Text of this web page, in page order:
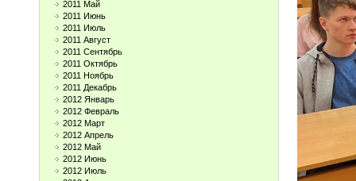
2011 Май
2011 Июнь
2011 Июль
2011 Август
2011 Сентябрь
2011 Октябрь
2011 Ноябрь
2011 Декабрь
2012 Январь
2012 Февраль
2012 Март
2012 Апрель
2012 Май
2012 Июнь
2012 Июль